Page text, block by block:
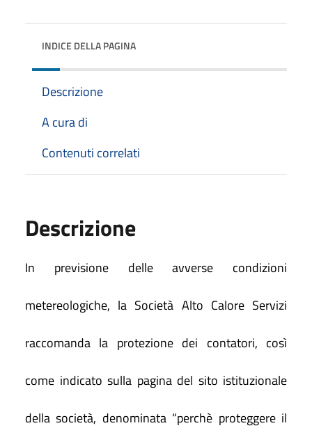
INDICE DELLA PAGINA
Descrizione
A cura di
Contenuti correlati
Descrizione
In previsione delle avverse condizioni
metereologiche, la Società Alto Calore Servizi
raccomanda la protezione dei contatori, così
come indicato sulla pagina del sito istituzionale
della società, denominata “perchè proteggere il